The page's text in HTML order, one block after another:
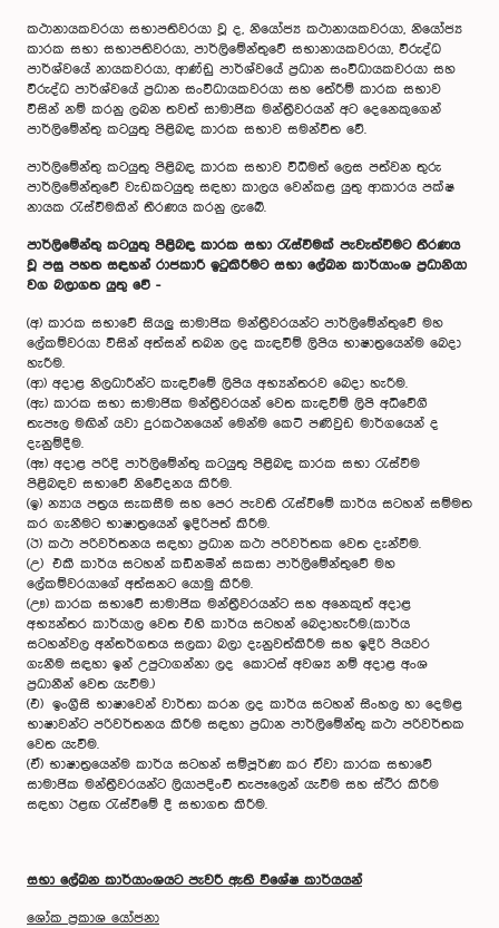
කථානායකවරයා සභාපතිවරයා වූ ද, නියෝජ්‍ය කථානායකවරයා, නියෝජ්‍ය
කාරක සභා සභාපතිවරයා, පාර්ලිමේන්තුවේ සභානායකවරයා, විරුද්ධ
පාර්ශ්වයේ නායකවරයා, ආණ්ඩු පාර්ශ්වයේ ප්‍රධාන සංවිධායකවරයා සහ
විරුද්ධ පාර්ශ්වයේ ප්‍රධාන සංවිධායකවරයා සහ තේරීම් කාරක සභාව
විසින් නම් කරනු ලබන තවත් සාමාජික මන්ත්‍රීවරයන් අට දෙනෙකුගෙන්
පාර්ලිමේන්තු කටයුතු පිළිබඳ කාරක සභාව සමන්විත වේ.
පාර්ලිමේන්තු කටයුතු පිළිබඳ කාරක සභාව විධිමත් ලෙස පත්වන තුරු
පාර්ලිමේන්තුවේ වැඩකටයුතු සඳහා කාලය වෙන්කළ යුතු ආකාරය පක්ෂ
නායක රැස්වීමකින් තීරණය කරනු ලැබේ.
පාර්ලිමේන්තු කටයුතු පිළිබඳ කාරක සභා රැස්වීමක් පැවැත්වීමට තීරණය
වූ පසු පහත සඳහන් රාජකාරී ඉටුකිරීමට සභා ලේඛන කාර්යාංශ ප්‍රධානියා
වග බලාගත යුතු වේ -
(අ) කාරක සභාවේ සියලු සාමාජික මන්ත්‍රීවරයන්ට පාර්ලිමේන්තුවේ මහ
ලේකම්වරයා විසින් අත්සන් තබන ලද කැඳවීම් ලිපිය භාෂාත්‍රයෙන්ම බෙදා
හැරීම.
(ආ) අදාළ නිලධාරීන්ට කැඳවීමේ ලිපිය අභ්‍යන්තරව බෙදා හැරීම.
(ඇ) කාරක සභා සාමාජික මන්ත්‍රීවරයන් වෙත කැඳවීම් ලිපි අධිවේගී
තැපෑල මඟින් යවා දුරකථනයෙන් මෙන්ම කෙටි පණිවුඩ මාර්ගයෙන් ද
දැනුම්දීම.
(ඈ) අදාළ පරිදි පාර්ලිමේන්තු කටයුතු පිළිබඳ කාරක සභා රැස්වීම
පිළිබඳව සභාවේ නිවේදනය කිරීම.
(ඉ) න්‍යාය පත්‍රය සැකසීම සහ පෙර පැවති රැස්වීමේ කාර්ය සටහන් සම්මත
කර ගැනීමට භාෂාත්‍රයෙන් ඉදිරිපත් කිරීම.
(ඊ) කථා පරිවර්තනය සඳහා ප්‍රධාන කථා පරිවර්තක වෙත දැන්වීම.
(උ) එකී කාර්ය සටහන් කඩිනමින් සකසා පාර්ලිමේන්තුවේ මහ
ලේකම්වරයාගේ අත්සනට යොමු කිරීම.
(ඌ) කාරක සභාවේ සාමාජික මන්ත්‍රීවරයන්ට සහ අනෙකුත් අදාළ
අභ්‍යන්තර කාර්යාල වෙත එහි කාර්ය සටහන් බෙදාහැරීම.(කාර්ය
සටහන්වල අන්තර්ගතය සලකා බලා දැනුවත්කිරීම සහ ඉදිරි පියවර
ගැනීම සඳහා ඉන් උපුටාගන්නා ලද කොටස් අවශ්‍ය නම් අදාළ අංශ
ප්‍රධානීන් වෙත යැවීම.)
(එ) ඉංග්‍රීසි භාෂාවෙන් වාර්තා කරන ලද කාර්ය සටහන් සිංහල හා දෙමළ
භාෂාවන්ට පරිවර්තනය කිරීම සඳහා ප්‍රධාන පාර්ලිමේන්තු කථා පරිවර්තක
වෙත යැවීම.
(ඒ) භාෂාත්‍රයෙන්ම කාර්ය සටහන් සම්පූර්ණ කර ඒවා කාරක සභාවේ
සාමාජික මන්ත්‍රීවරයන්ට ලියාපදිංචි තැපෑලෙන් යැවීම සහ ස්ථිර කිරීම
සඳහා ඊළඟ රැස්වීමේ දී සභාගත කිරීම.
සභා ලේඛන කාර්යාංශයට පැවරී ඇති විශේෂ කාර්යයන්
ශෝක ප්‍රකාශ යෝජනා